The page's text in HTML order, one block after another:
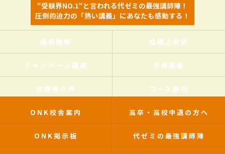
“受験界NO.1“と言われる代ゼミの最強講師陣！
圧倒的迫力の「熱い講義」にあなたも感動する！
最新情報 成績上昇例
キャンペーン講座 合格実績
合格者の声 コース案内
ONK校舎案内 高卒・高校中退の方へ
ONK掲示板 代ゼミの最強講師陣